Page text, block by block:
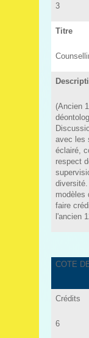
3
Titre
(Ancien
avec les
éclairé,
respect
modèles
faire
l'ancien
COTE
Crédits
6